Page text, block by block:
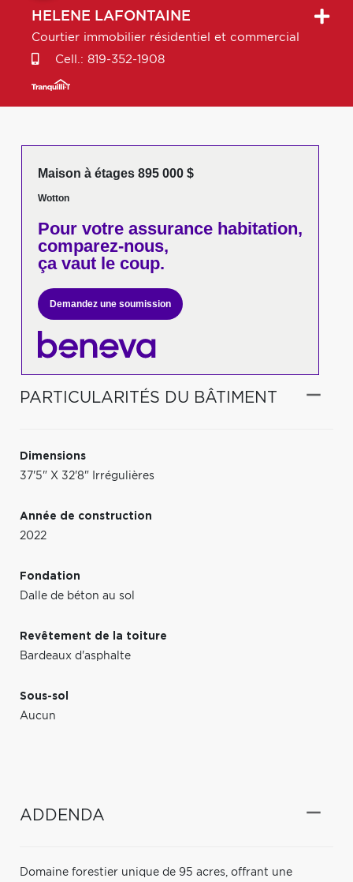
HELENE LAFONTAINE
Courtier immobilier résidentiel et commercial
Cell.: 819-352-1908
Maison à étages 895 000 $
Wotton
Pour votreassurance habitation,
comparez-nous,
ça vaut le coup.
Demandez une soumission
PARTICULARITÉS DU BÂTIMENT
Dimensions
37'5" X 32'8" Irrégulières
Année de construction
2022
Fondation
Dalle de béton au sol
Revêtement de la toiture
Bardeaux d'asphalte
Sous-sol
Aucun
ADDENDA
Domaine forestier unique de 95 acres, offrant une